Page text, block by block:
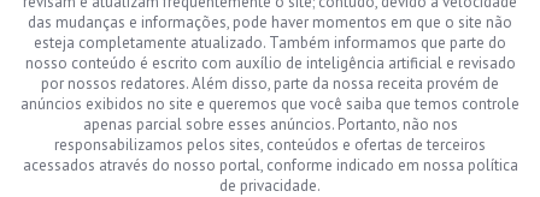
das mudanças e informações, pode haver momentos em que o site não
esteja completamente atualizado. Também informamos que parte do
nosso conteúdo é escrito com auxílio de inteligência artificial e revisado
por nossos redatores. Além disso, parte da nossa receita provém de
anúncios exibidos no site e queremos que você saiba que temos controle
apenas parcial sobre esses anúncios. Portanto, não nos
responsabilizamos pelos sites, conteúdos e ofertas de terceiros
acessados através do nosso portal, conforme indicado em nossa política
de privacidade.